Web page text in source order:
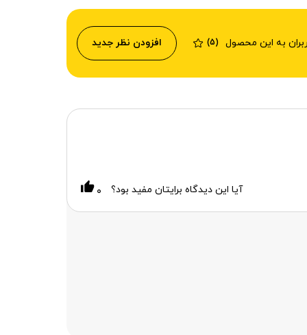
به این محصول (5) افزودن نظر جدید
آیا این دیدگاه برایتان مفید بود؟ ۰